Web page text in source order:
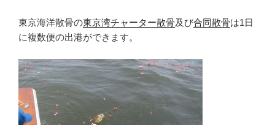
東京海洋散骨の東京湾チャーター散骨及び合同散骨は1日
に複数便の出港ができます。